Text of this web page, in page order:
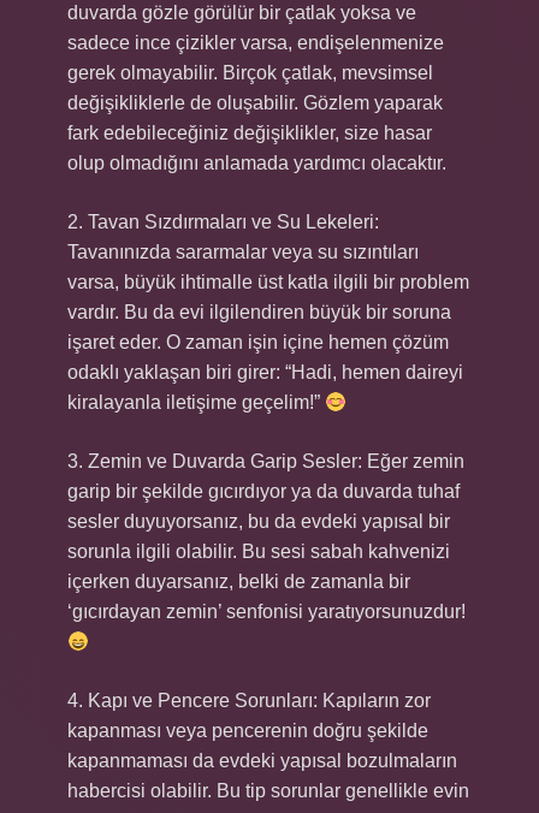
duvarda gözle görülür bir çatlak yoksa ve
sadece ince çizikler varsa, endişelenmenize
gerek olmayabilir. Birçok çatlak, mevsimsel
değişikliklerle de oluşabilir. Gözlem yaparak
fark edebileceğiniz değişiklikler, size hasar
olup olmadığını anlamada yardımcı olacaktır.
2. Tavan Sızdırmaları ve Su Lekeleri:
Tavanınızda sararmalar veya su sızıntıları
varsa, büyük ihtimalle üst katla ilgili bir problem
vardır. Bu da evi ilgilendiren büyük bir soruna
işaret eder. O zaman işin içine hemen çözüm
odaklı yaklaşan biri girer: “Hadi, hemen daireyi
kiralayanla iletişime geçelim!”
3. Zemin ve Duvarda Garip Sesler: Eğer zemin
garip bir şekilde gıcırdıyor ya da duvarda tuhaf
sesler duyuyorsanız, bu da evdeki yapısal bir
sorunla ilgili olabilir. Bu sesi sabah kahvenizi
içerken duyarsanız, belki de zamanla bir
‘gıcırdayan zemin’ senfonisi yaratıyorsunuzdur!
4. Kapı ve Pencere Sorunları: Kapıların zor
kapanması veya pencerenin doğru şekilde
kapanmaması da evdeki yapısal bozulmaların
habercisi olabilir. Bu tip sorunlar genellikle evin